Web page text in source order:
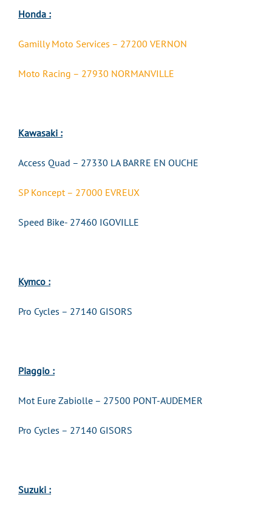
Honda :
Gamilly Moto Services – 27200 VERNON
Moto Racing – 27930 NORMANVILLE
Kawasaki :
Access Quad – 27330 LA BARRE EN OUCHE
SP Koncept – 27000 EVREUX
Speed Bike- 27460 IGOVILLE
Kymco :
Pro Cycles – 27140 GISORS
Piaggio :
Mot Eure Zabiolle – 27500 PONT-AUDEMER
Pro Cycles – 27140 GISORS
Suzuki :